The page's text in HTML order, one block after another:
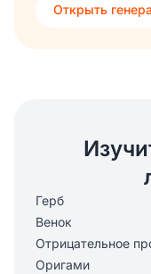
Открыть
Герб
Венок
Отрицательное
Оригами